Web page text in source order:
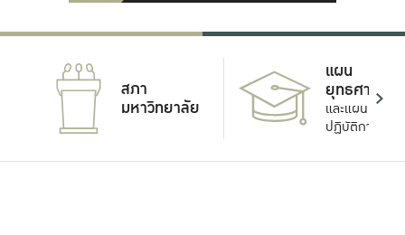
สภา
มหาวิทยาลัย
แผน
ยุทธศาสตร์
และแผน
ปฏิบัติการ